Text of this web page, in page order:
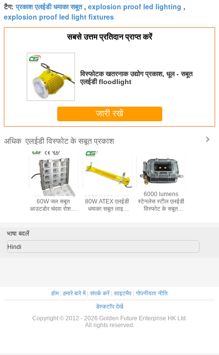
टैग:प्रकाश एलईडी धमाका सबूत, explosion proof led lighting ,
explosion proof led light fixtures
सबसे उत्तम प्रतिदान प्राप्त करें
विस्फोटक खतरनाक उद्योग प्रकाश, धूल - सबूत
एलईडी floodlight
जारी रखें
अधिक एलईडी विस्फोट के सबूत प्रकाश
खेल के मैदान के लिए
60W जल सबूत
आउटडोर चंदवा रोशनी,
5000-7000 K 40 /
80W ATEX एलईडी
धमाका सबूत लाइट
6000 lumens
स्टेनलेस स्टील एलईडी
विस्फोट के सबूत
भाषा बदलें
Hindi
होम| हमारे बारे में| संपर्क करें| साइटमैप | गोपनीयता नीति
डेस्कटॉप देखें
Copyright © 2012 - 2026 Golden Future Enterprise HK Ltd.
All rights reserved.